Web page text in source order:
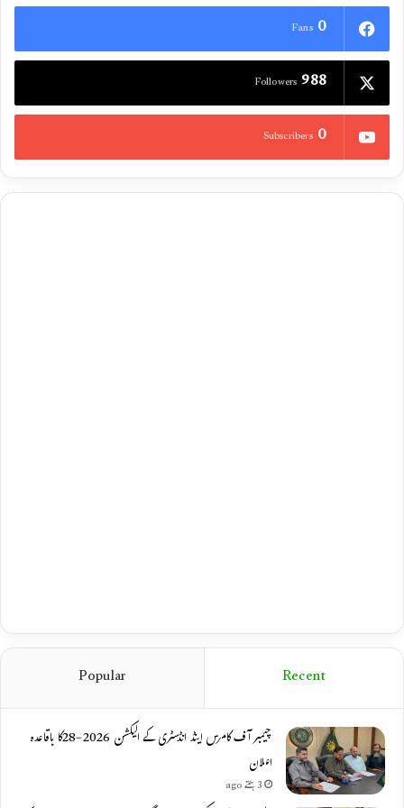
0
Fans
988
Followers
0
Subscribers
Recent
Popular
چیمبر آف کامرس اینڈ انڈسٹری کے الیکشن 2026-28کا باقاعدہ
اعلان
3 ہفتے ago